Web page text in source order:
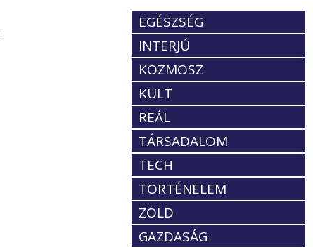
EGÉSZSÉG
INTERJÚ
KOZMOSZ
KULT
REÁL
TÁRSADALOM
TECH
TÖRTÉNELEM
ZÖLD
GAZDASÁG